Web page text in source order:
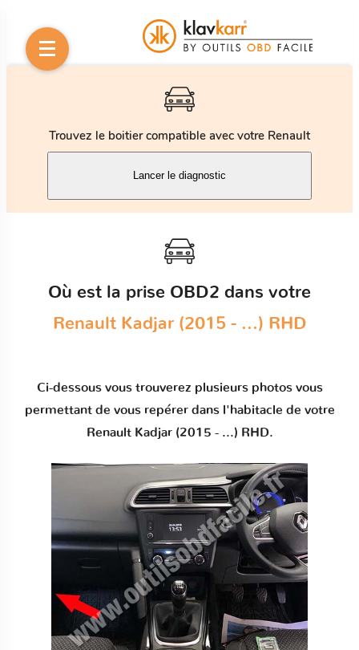
Trouvez le boitier compatible avec votre Renault
Lancer le diagnostic
Où est la prise OBD2 dans votre
Renault Kadjar (2015 - ...) RHD
Ci-dessous vous trouverez plusieurs photos vous
permettant de vous repérer dans l'habitacle de votre
Renault Kadjar (2015 - ...) RHD.